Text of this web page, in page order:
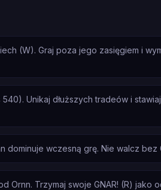
(W). Graj poza jego zasięgiem i
Unikaj dłuższych tradeów i
wczesną grę. Nie walcz bez
Ornn. Trzymaj swoje GNAR! (R)